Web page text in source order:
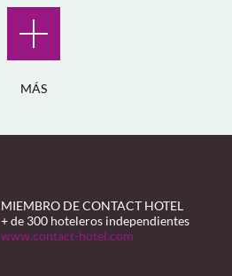
MÁS
MIEMBRO DE CONTACT HOTEL
+ de 300 hoteleros independientes
www.contact-hotel.com